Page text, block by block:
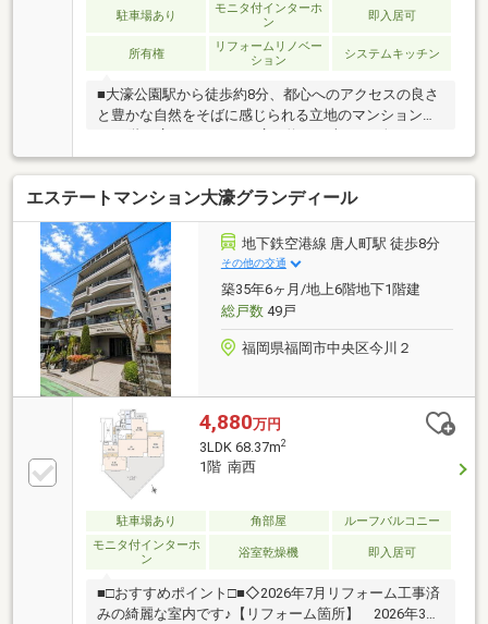
駐車場あり
モニタ付インターホ
ン
即入居可
所有権
リフォームリノベー
ション
システムキッチン
■大濠公園駅から徒歩約8分、都心へのアクセスの良さ
と豊かな自然をそばに感じられる立地のマンションで
たり暮らすのにピッタリサイズ■全面リフォーム済で
水回りすべて新品、エアコン1台つき■敷地内駐車場は
ただいま空き無し、近隣駐車場探しもお手伝いいたし
ます＊＊＊＊＊＊＊＊物件選びや住宅ローンのこと、
不動産購入のなんでもココハウスにお気軽にご相談く
ださい！お客様のマイホーム探しをスタートからゴー
ルまでお手伝いします
エステートマンション大濠グランディール
地下鉄空港線 唐人町駅 徒歩8分
その他の交通
築35年6ヶ月/地上6階地下1階建
総戸数49戸
福岡県福岡市中央区今川２
4,880万円
3LDK 68.37m2
1階 南西
駐車場あり 角部屋
ルーフバルコニー
モニタ付インターホ
ン
浴室乾燥機 即入居可
■□おすすめポイント□■◇2026年7月リフォーム工事済
みの綺麗な室内です♪【リフォーム箇所】 2026年3月